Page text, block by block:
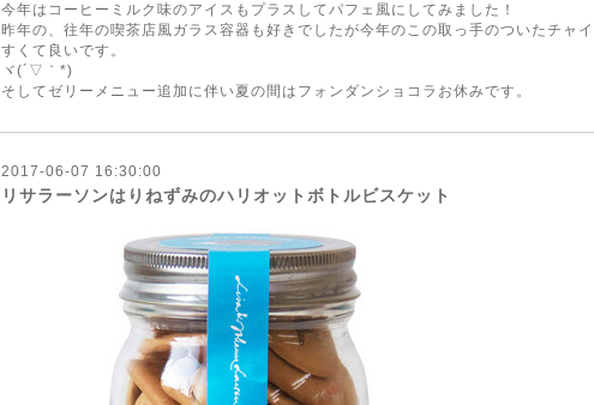
今年はコーヒーミルク味のアイスもプラスしてパフェ風にしてみました！
昨年の、往年の喫茶店風ガラス容器も好きでしたが今年のこの取っ手のついたチャ
すくて良いです。
ヾ(´▽｀*)
そしてゼリーメニュー追加に伴い夏の間はフォンダンショコラお休みです。
2017-06-07 16:30:00
リサラーソンはりねずみのハリオットボトルビスケット